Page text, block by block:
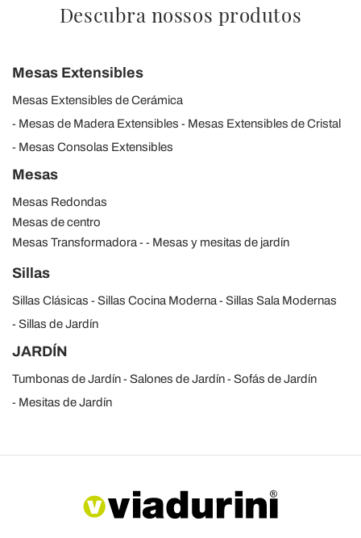
Descubra nossos produtos
Mesas Extensibles
Mesas Extensibles de Cerámica
Mesas de Madera Extensibles
Mesas Extensibles de Cristal
Mesas Consolas Extensibles
Mesas
Mesas Redondas
Mesas de centro
Mesas Transformadora
Mesas y mesitas de jardín
Sillas
Sillas Clásicas Sillas Cocina Moderna
Sillas Sala Modernas
Sillas de Jardín
JARDÍN
Tumbonas de Jardín Salones de Jardín
Sofás de Jardín
Mesitas de Jardín